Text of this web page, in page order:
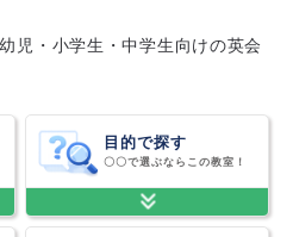
児・小学生・中学生向けの英会
目的で探す
〇〇で選ぶならこの教室！